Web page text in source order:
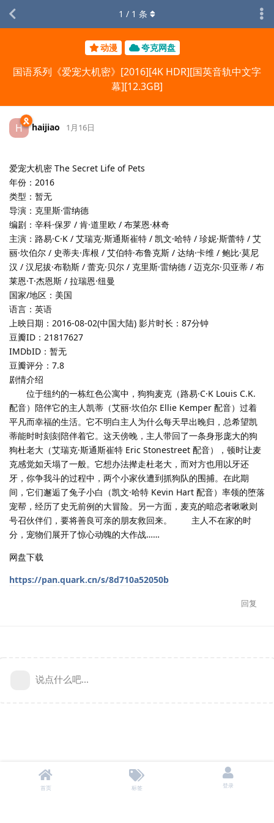
动漫 夸克网盘
国语系列《爱宠大机密》[2016][4K HDR][国英音轨中文字
幕][12.3GB]
1 / 1 条
H haijiao 1月16日
爱宠大机密 The Secret Life of Pets
年份：2016
类型：暂无
导演：克里斯·雷纳德
编剧：辛科·保罗 / 肯·道里欧 / 布莱恩·林奇
主演：路易·C·K / 艾瑞克·斯通斯崔特 / 凯文·哈特 / 珍妮·斯蕾特 / 艾
丽·坎伯尔 / 史蒂夫·库根 / 艾伯特·布鲁克斯 / 达纳·卡维 / 鲍比·莫尼
汉 / 汉尼拔·布勒斯 / 蕾克·贝尔 / 克里斯·雷纳德 / 迈克尔·贝亚蒂 / 布
莱恩·T·杰恩斯 / 拉瑞恩·纽曼
国家/地区：美国
语言：英语
上映日期：2016-08-02(中国大陆) 影片时长：87分钟
豆瓣ID：21817627
IMDbID：暂无
豆瓣评分：7.8
剧情介绍
位于纽约的一栋红色公寓中，狗狗麦克（路易·C·K Louis C.K.
配音）陪伴它的主人凯蒂（艾丽·坎伯尔 Ellie Kemper 配音）过着
平凡而幸福的生活。它不明白主人为什么每天早出晚归，总希望凯
蒂能时时刻刻陪伴着它。这天傍晚，主人带回了一条身形庞大的狗
狗杜老大（艾瑞克·斯通斯崔特 Eric Stonestreet 配音），顿时让麦
克感觉如天塌了一般。它想办法撵走杜老大，而对方也用以牙还
牙，你争我斗的过程中，两个小家伙遭到抓狗队的围捕。在此期
间，它们邂逅了兔子小白（凯文·哈特 Kevin Hart 配音）率领的堕落
宠帮，经历了史无前例的大冒险。另一方面，麦克的暗恋者啾啾则
号召伙伴们，要将善良可亲的朋友救回来。 主人不在家的时
分，宠物们展开了惊心动魄的大作战……
网盘下载
https://pan.quark.cn/s/8d710a52050b
回复
说点什么吧...
首页 标签 登录